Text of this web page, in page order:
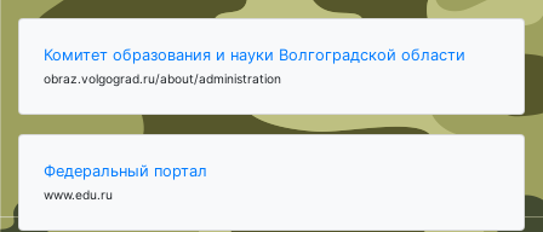
Комитет образования и науки Волгоградской области
obraz.volgograd.ru/about/administration
Федеральный портал
www.edu.ru